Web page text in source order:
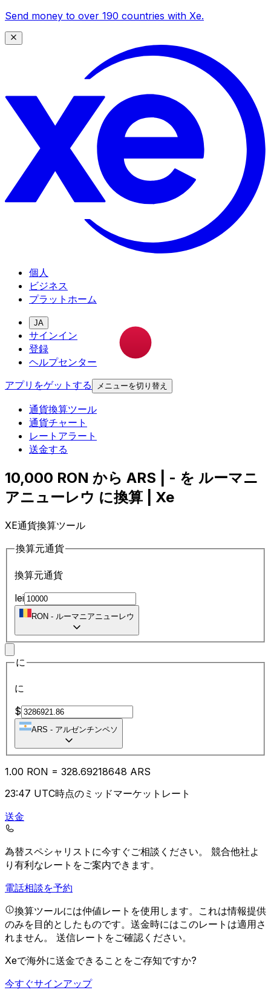
Send money to over 190 countries with Xe.
個人
ビジネス
プラットホーム
JA
サインイン
登録
ヘルプセンター
アプリをゲットする
メニューを切り替え
通貨換算ツール
通貨チャート
レートアラート
送金する
10,000 RON から ARS | - を ルーマニ
アニューレウ に換算 | Xe
XE通貨換算ツール
換算元通貨
換算元通貨
lei
RON - ルーマニアニューレウ
に
に
$
ARS - アルゼンチンペソ
1.00 RON = 328.69218648 ARS
23:47 UTC時点のミッドマーケットレート
送金
為替スペシャリストに今すぐご相談ください。 競合他社よ
り有利なレートをご案内できます。
電話相談を予約
換算ツールには仲値レートを使用します。これは情報提供
のみを目的としたものです。送金時にはこのレートは適用さ
れません。 送信レートをご確認ください。
Xeで海外に送金できることをご存知ですか?
今すぐサインアップ